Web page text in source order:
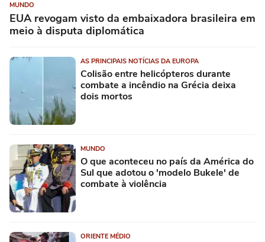
MUNDO
EUA revogam visto da embaixadora brasileira em
meio à disputa diplomática
AS PRINCIPAIS NOTÍCIAS DA EUROPA
Colisão entre helicópteros durante
combate a incêndio na Grécia deixa
dois mortos
MUNDO
O que aconteceu no país da América do
Sul que adotou o 'modelo Bukele' de
combate à violência
ORIENTE MÉDIO